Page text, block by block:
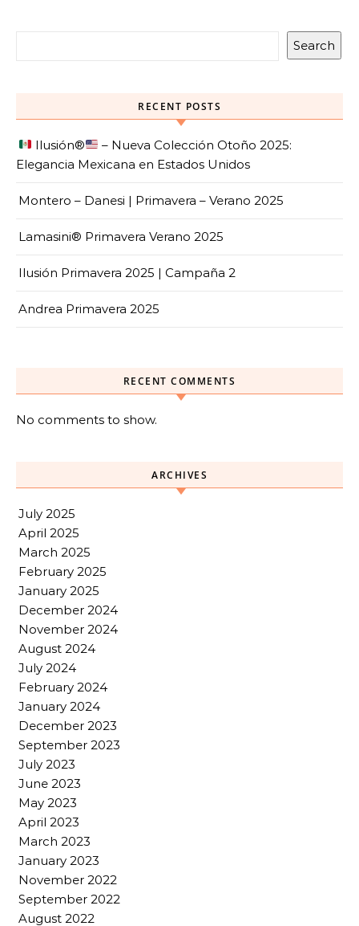
Search
RECENT POSTS
Ilusión®️
– Nueva Colección Otoño 2025:
Elegancia Mexicana en Estados Unidos
Montero – Danesi | Primavera – Verano 2025
Lamasini® Primavera Verano 2025
Ilusión Primavera 2025 | Campaña 2
Andrea Primavera 2025
RECENT COMMENTS
No comments to show.
ARCHIVES
July 2025
April 2025
March 2025
February 2025
January 2025
December 2024
November 2024
August 2024
July 2024
February 2024
January 2024
December 2023
September 2023
July 2023
June 2023
May 2023
April 2023
March 2023
January 2023
November 2022
September 2022
August 2022